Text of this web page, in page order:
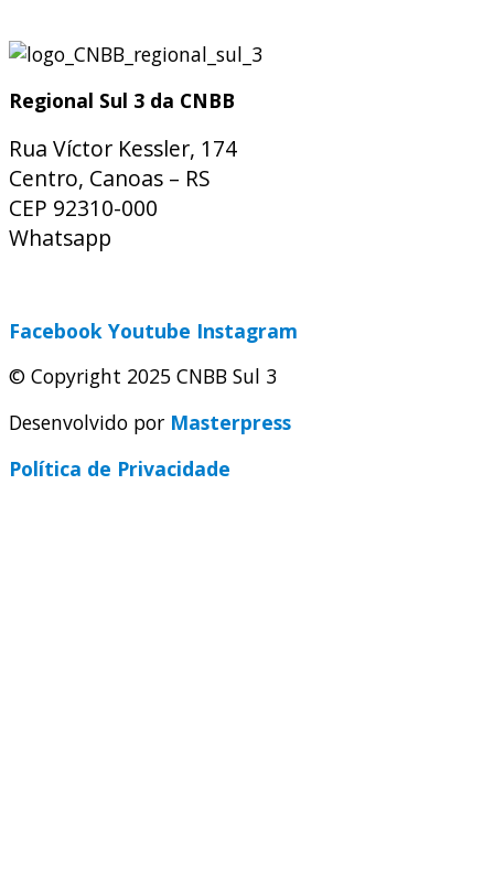
Regional Sul 3 da CNBB
Rua Víctor Kessler, 174
Centro, Canoas – RS
CEP 92310-000
Whatsapp
Facebook Youtube Instagram
© Copyright 2025 CNBB Sul 3
Desenvolvido por Masterpress
Política de Privacidade